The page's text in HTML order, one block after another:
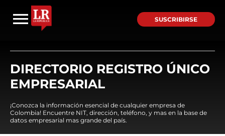
SUSCRIBIRSE
DIRECTORIO REGISTRO ÚNICO
EMPRESARIAL
¡Conozca la información esencial de cualquier empresa de
Colombia! Encuentre NIT, dirección, teléfono, y mas en la base de
datos empresarial mas grande del país.